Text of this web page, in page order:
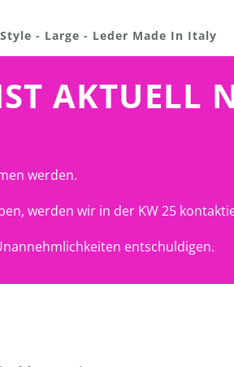
- Large - Leder Made In Italy
AKTUELL
werden.
werden wir in der KW 25
entschuldigen.